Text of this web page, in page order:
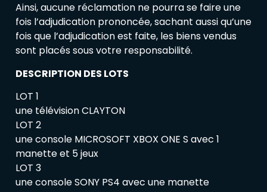
Ainsi, aucune réclamation ne pourra se faire une
fois l’adjudication prononcée, sachant aussi qu’une
fois que l’adjudication est faite, les biens vendus
sont placés sous votre responsabilité.
DESCRIPTION DES LOTS
LOT 1
une télévision CLAYTON
LOT 2
une console MICROSOFT XBOX ONE S avec 1
manette et 5 jeux
LOT 3
une console SONY PS4 avec une manette